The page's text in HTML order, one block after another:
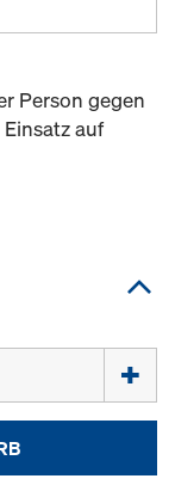
Person gegen
auf